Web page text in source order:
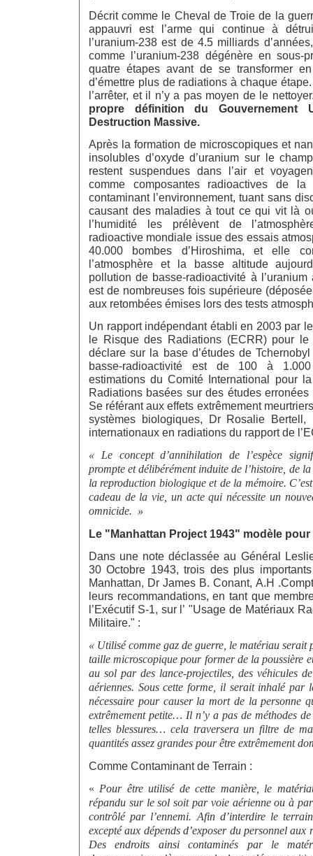
Décrit comme le Cheval de Troie de la
appauvri est l’arme qui continue à
l’uranium-238 est de 4.5 milliards
comme l’uranium-238 dégénère en sous-
quatre étapes avant de se transformer
d’émettre plus de radiations à chaque
l’arrêter, et il n’y a pas moyen de le
propre définition du Gouvernement
Destruction Massive.
Après la formation de microscopiques et
insolubles d’oxyde d’uranium sur le
restent suspendues dans l’air et
comme composantes radioactives de la
contaminant l’environnement, tuant sans
causant des maladies à tout ce qui vit là
l’humidité les prélèvent de
radioactive mondiale issue des essais
40.000 bombes d’Hiroshima, et elle
l’atmosphère et la basse altitude
pollution de basse-radioactivité à
est de nombreuses fois supérieure
aux retombées émises lors des tests
Un rapport indépendant établi en 2003 par
le Risque des Radiations (ECRR) pour le
déclare sur la base d’études de
basse-radioactivité est de 100 à
estimations du Comité International pour
Radiations basées sur des études
Se référant aux effets extrêmement
systèmes biologiques, Dr Rosalie Bertell,
internationaux en radiations du rapport de
« Le concept d’annihilation de l’espèce
prompte et délibérément induite de l’histoire, de
la reproduction biologique et de la mémoire.
cadeau de la vie, un acte qui nécessite un
omnicide. »
Le "Manhattan Project 1943" modèle pour
Dans une note déclassée au Général
30 Octobre 1943, trois des plus
Manhattan, Dr James B. Conant, A.H
leurs recommandations, en tant que
l’Exécutif S-1, sur l’ "Usage de Matériaux
Militaire." :
« Utilisé comme gaz de guerre, le matériau serait
taille microscopique pour former de la poussière
au sol par des lance-projectiles, des véhicules
aériennes. Sous cette forme, il serait inhalé par
nécessaire pour causer la mort de la personne
extrêmement petite… Il n’y a pas de méthodes
telles blessures… cela traversera un filtre de
quantités assez grandes pour être extrêmement
Comme Contaminant de Terrain :
« Pour être utilisé de cette manière, le
répandu sur le sol soit par voie aérienne ou à
contrôlé par l’ennemi. Afin d’interdire le
excepté aux dépends d’exposer du personnel
Des endroits ainsi contaminés par le